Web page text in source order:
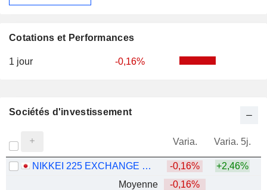
Cotations et Performances
1 jour -0,16%
Sociétés d'investissement
Varia. Varia. 5j.
NIKKEI 225 EXCHANGE TRADED FUND -0,16%
+2,46%
Moyenne
-0,16%